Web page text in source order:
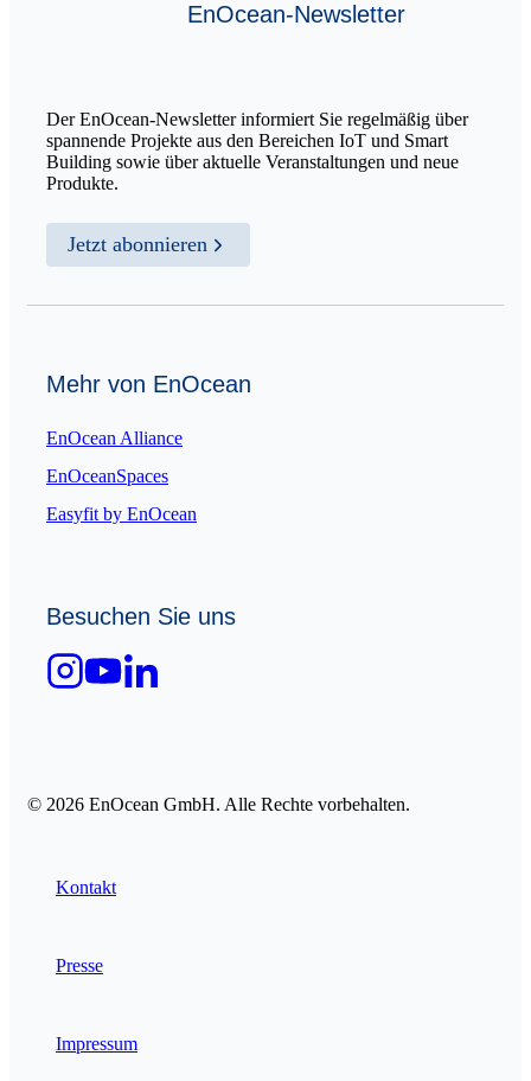
EnOcean-Newsletter
Der EnOcean-Newsletter informiert Sie regelmäßig über
spannende Projekte aus den Bereichen IoT und Smart
Building sowie über aktuelle Veranstaltungen und neue
Produkte.
Jetzt abonnieren
Mehr von EnOcean
EnOcean Alliance
EnOceanSpaces
Easyfit by EnOcean
Besuchen Sie uns
© 2026 EnOcean GmbH. Alle Rechte vorbehalten.
Kontakt
Presse
Impressum